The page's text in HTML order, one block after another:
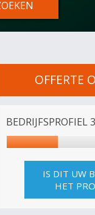
OFFERTE
BEDRIJFSPROFIEL
IS DIT UW
HET